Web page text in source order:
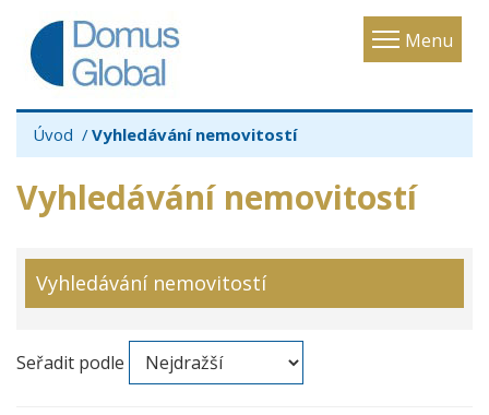
Menu
Toggle
Úvod Vyhledávání nemovitostí
Vyhledávání nemovitostí
Vyhledávání nemovitostí
Seřadit podle